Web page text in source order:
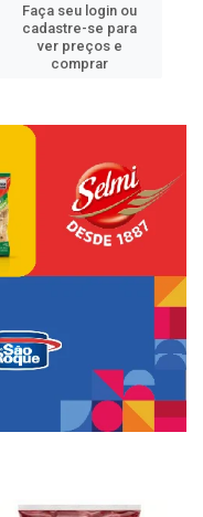
Faça seu login ou
cadastre-se para
ver preços e
comprar